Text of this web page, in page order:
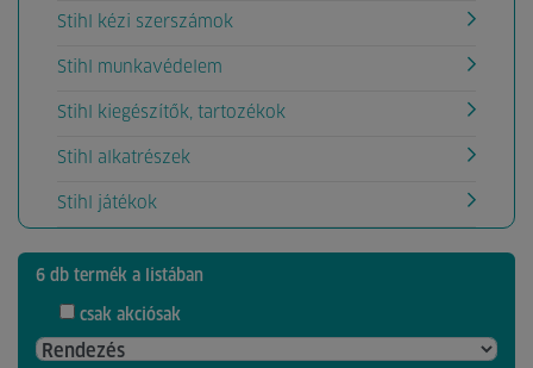
Stihl kézi szerszámok
Stihl munkavédelem
Stihl kiegészítők, tartozékok
Stihl alkatrészek
Stihl játékok
6 db termék a listában
csak akciósak